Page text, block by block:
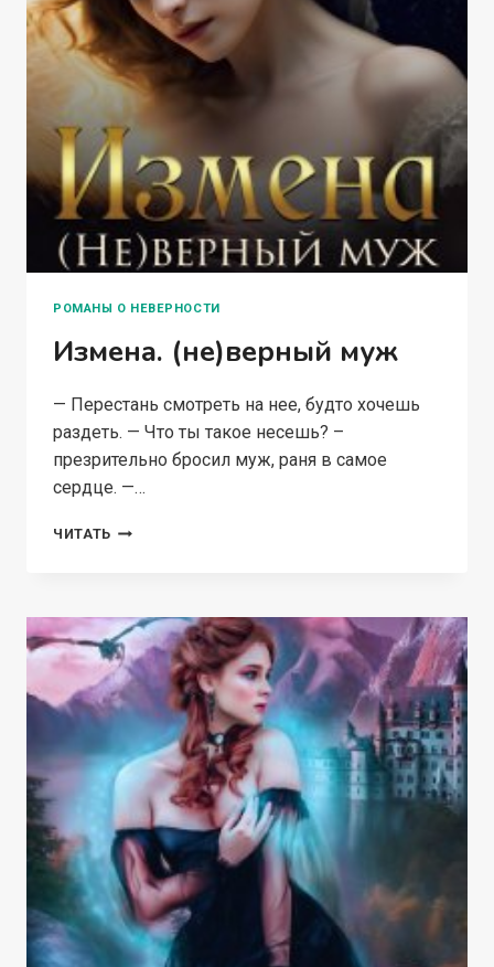
РОМАНЫ О НЕВЕРНОСТИ
Измена. (не)верный муж
— Перестань смотреть на нее, будто хочешь
раздеть. — Что ты такое несешь? –
презрительно бросил муж, раня в самое
сердце. —…
ЧИТАТЬ ИЗМЕНА.